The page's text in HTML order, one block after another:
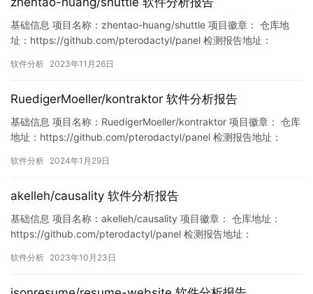
基础信息 项目名称：zhentao-huang/shuttle 项目徽章： 仓库地
址：https://github.com/pterodactyl/panel 检测报告地址：
5872/1728751413571309568 此报告由Murphyse…
软件分析 2023年11月26日
RuedigerMoeller/kontraktor 软件分析报告
基础信息 项目名称：RuedigerMoeller/kontraktor 项目徽章： 仓库
地址：https://github.com/pterodactyl/panel 检测报告地址：
32704/1751890656952070144 此报告由Mur…
软件分析 2024年1月29日
akelleh/causality 软件分析报告
基础信息 项目名称：akelleh/causality 项目徽章： 仓库地址：
https://github.com/pterodactyl/panel 检测报告地址：
7808/1715596117499756544 此报告由Murphysec提供 …
软件分析 2023年10月23日